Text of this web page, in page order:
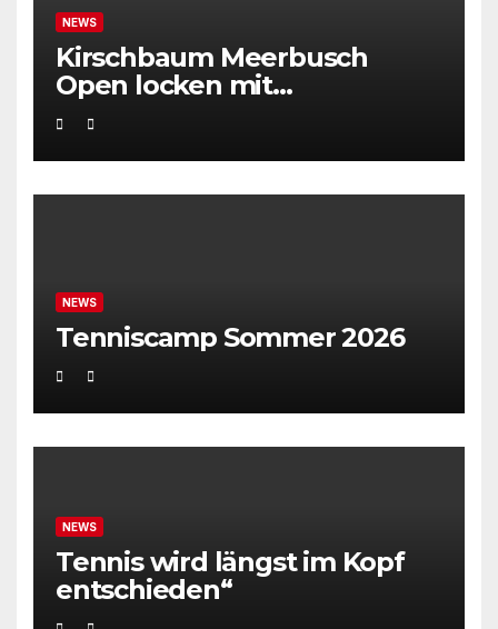
NEWS
Kirschbaum Meerbusch
Open locken mit
Weltklassetennis
NEWS
Tenniscamp Sommer 2026
NEWS
Tennis wird längst im Kopf
entschieden“